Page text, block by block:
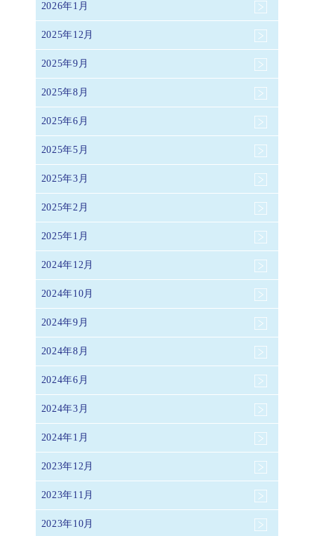
2026年1月
2025年12月
2025年9月
2025年8月
2025年6月
2025年5月
2025年3月
2025年2月
2025年1月
2024年12月
2024年10月
2024年9月
2024年8月
2024年6月
2024年3月
2024年1月
2023年12月
2023年11月
2023年10月